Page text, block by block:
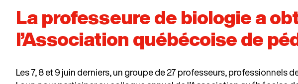
La professeure de biologie a
l’Association québécoise de
Les 7, 8 et 9 juin derniers, un groupe de 27 professeurs, professionnels